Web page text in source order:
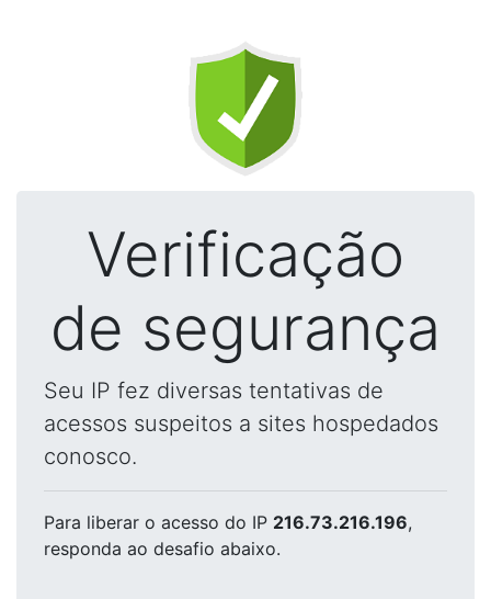
Verificação
de segurança
Seu IP fez diversas tentativas de
acessos suspeitos a sites hospedados
conosco.
Para liberar o acesso do IP 216.73.216.196,
responda ao desafio abaixo.